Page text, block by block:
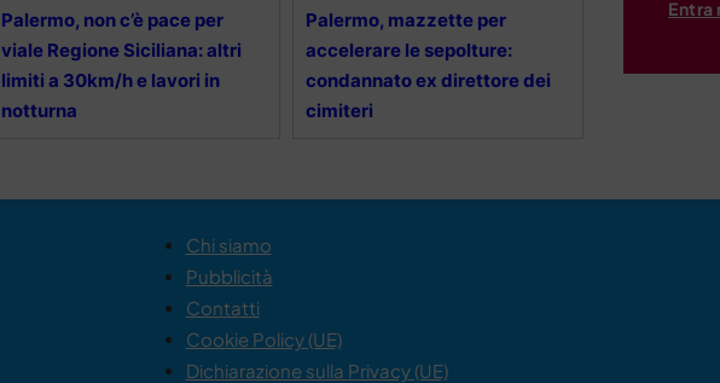
Palermo, non c’è pace per
viale Regione Siciliana: altri
limiti a 30km/h e lavori in
notturna
Palermo, mazzette per
accelerare le sepolture:
condannato ex direttore dei
cimiteri
Entra
Chi siamo
Pubblicità
Contatti
Cookie Policy (UE)
Dichiarazione sulla Privacy (UE)